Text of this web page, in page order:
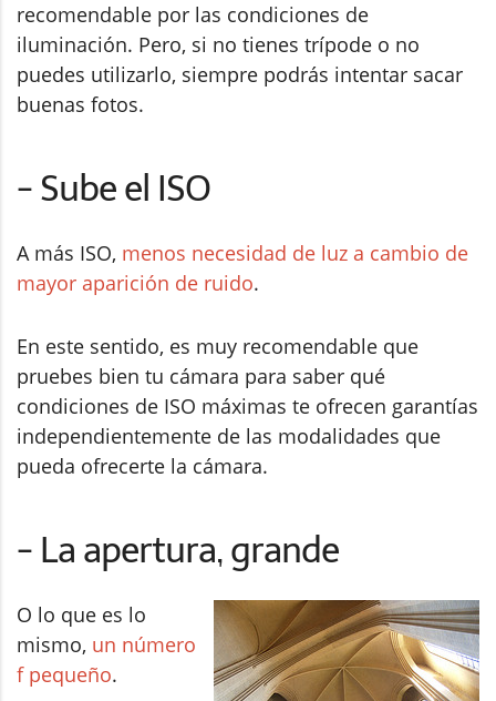
recomendable por las condiciones de
iluminación. Pero, si no tienes trípode o no
puedes utilizarlo, siempre podrás intentar sacar
buenas fotos.
- Sube el ISO
A más ISO, menos necesidad de luz a cambio de
mayor aparición de ruido.
En este sentido, es muy recomendable que
pruebes bien tu cámara para saber qué
condiciones de ISO máximas te ofrecen garantías
independientemente de las modalidades que
pueda ofrecerte la cámara.
- La apertura, grande
O lo que es lo
mismo, un número
f pequeño.